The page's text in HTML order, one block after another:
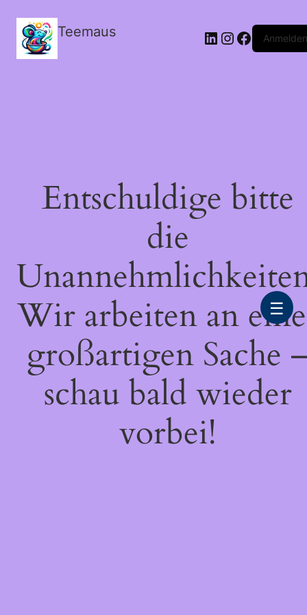
Teemaus LinkedIn
Instagram
FacebookAnmelden
Entschuldige bitte
die
Wir arbeiten an
großartigen Sache
schau bald wieder
vorbei!
☰